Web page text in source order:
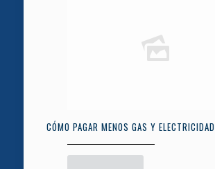
CÓMO PAGAR MENOS GAS Y ELECTRICIDAD